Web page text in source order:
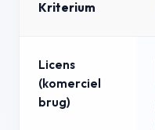
Kriterium
Licens
(komerciel
brug)